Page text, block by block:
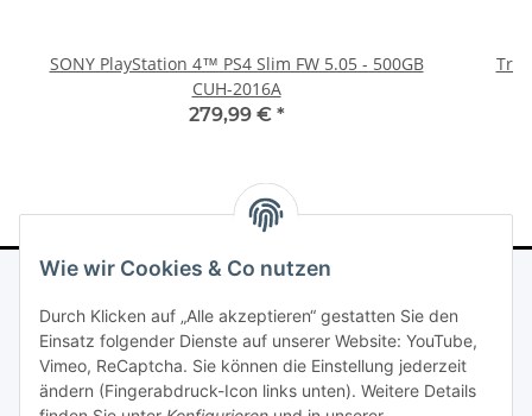
Wie wir Cookies & Co nutzen
Durch Klicken auf „Alle akzeptieren“ gestatten Sie den
Einsatz folgender Dienste auf unserer Website: YouTube,
Vimeo, ReCaptcha. Sie können die Einstellung jederzeit
ändern (Fingerabdruck-Icon links unten). Weitere Details
SONY PlayStation 4™ PS4 Slim FW 5.05 - 500GB
CUH-2016A
279,99 € *
ALLGEMEINES
Gesetzliche Informationen